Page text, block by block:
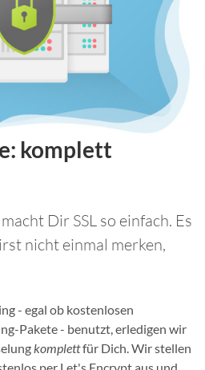
komplett
Dir SSL so einfach. Es
nicht einmal merken,
- egal ob kostenlosen
Pakete - benutzt, erledigen wir
komplettfür Dich. Wir stellen